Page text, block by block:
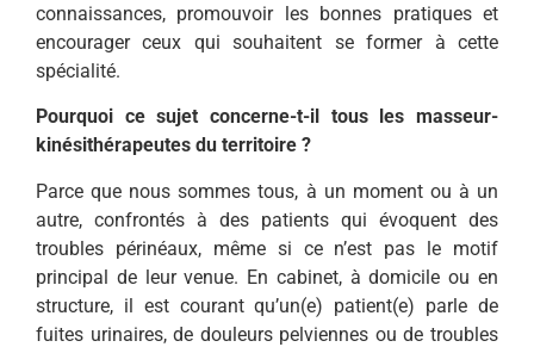
connaissances, promouvoir les bonnes pratiques et
encourager ceux qui souhaitent se former à cette
spécialité.
Pourquoi ce sujet concerne-t-il tous les masseur-
kinésithérapeutes du territoire ?
Parce que nous sommes tous, à un moment ou à un
autre, confrontés à des patients qui évoquent des
troubles périnéaux, même si ce n’est pas le motif
principal de leur venue. En cabinet, à domicile ou en
structure, il est courant qu’un(e) patient(e) parle de
fuites urinaires, de douleurs pelviennes ou de troubles